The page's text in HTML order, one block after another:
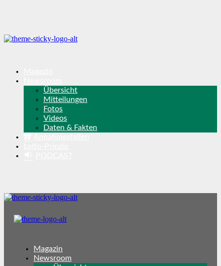
Übersicht
Mitteilungen
Fotos
Videos
Daten & Fakten
Magazin
Newsroom